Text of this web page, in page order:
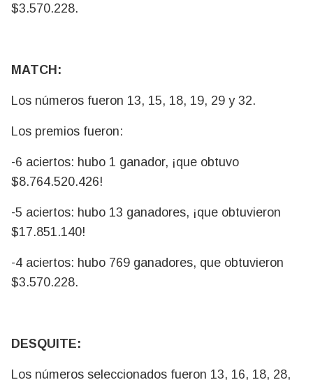
$3.570.228.
MATCH:
Los números fueron 13, 15, 18, 19, 29 y 32.
Los premios fueron:
-6 aciertos: hubo 1 ganador, ¡que obtuvo
$8.764.520.426!
-5 aciertos: hubo 13 ganadores, ¡que obtuvieron
$17.851.140!
-4 aciertos: hubo 769 ganadores, que obtuvieron
$3.570.228.
DESQUITE:
Los números seleccionados fueron 13, 16, 18, 28,